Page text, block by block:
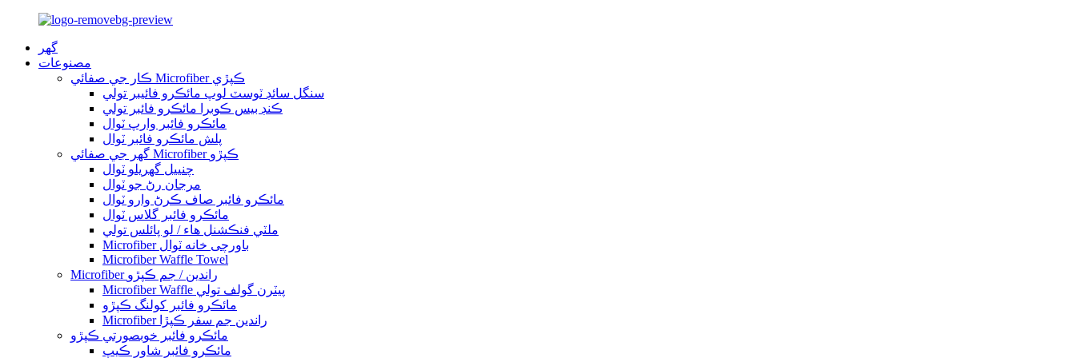
گهر
مصنوعات
ڪار جي صفائي Microfiber ڪپڙي
سنگل سائڊ ٽوسٽ لوپ مائڪرو فائيبر تولي
ڪنڊ بيس ڪوبرا مائڪرو فائبر تولي
مائڪرو فائبر وارپ ٽوال
پلش مائڪرو فائبر ٽوال
گھر جي صفائي Microfiber ڪپڙو
چنييل گهريلو ٽوال
مرجان رڻ جو ٽوال
مائڪرو فائبر صاف ڪرڻ وارو ٽوال
مائڪرو فائبر گلاس ٽوال
ملٽي فنڪشنل هاء / لو پائلس تولي
Microfiber باورچی خانه ٽوال
Microfiber Waffle Towel
Microfiber راندين / جم ڪپڙو
Microfiber Waffle پيٽرن گولف تولي
مائڪرو فائبر کولنگ ڪپڙو
Microfiber راندين جم سفر ڪپڙا
مائڪرو فائبر خوبصورتي ڪپڙو
مائڪرو فائبر شاور ڪيپ